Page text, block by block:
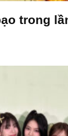
trong